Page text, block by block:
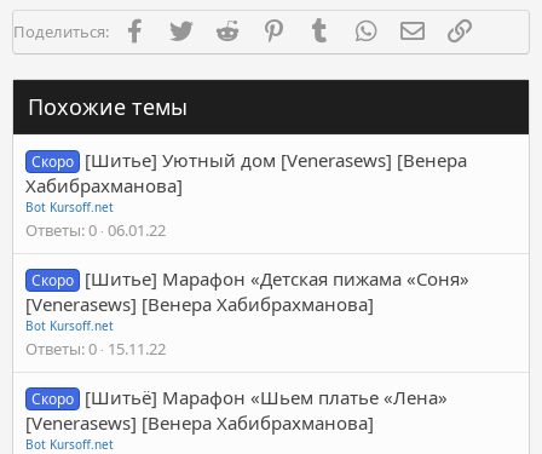
Поделиться: FacebookTwitter Reddit PinterestTumblr WhatsAppЭлектронная
Похожие темы
Скоро [Шитье] Уютный дом [Venerasews] [Венера
Хабибрахманова]
Bot Kursoff.net
Ответы 0 06.01.22
Скоро [Шитье] Марафон «Детская пижама «Соня»
[Venerasews] [Венера Хабибрахманова]
Bot Kursoff.net
Ответы 0 15.11.22
Скоро [Шитьё] Марафон «Шьем платье «Лена»
[Venerasews] [Венера Хабибрахманова]
Bot Kursoff.net